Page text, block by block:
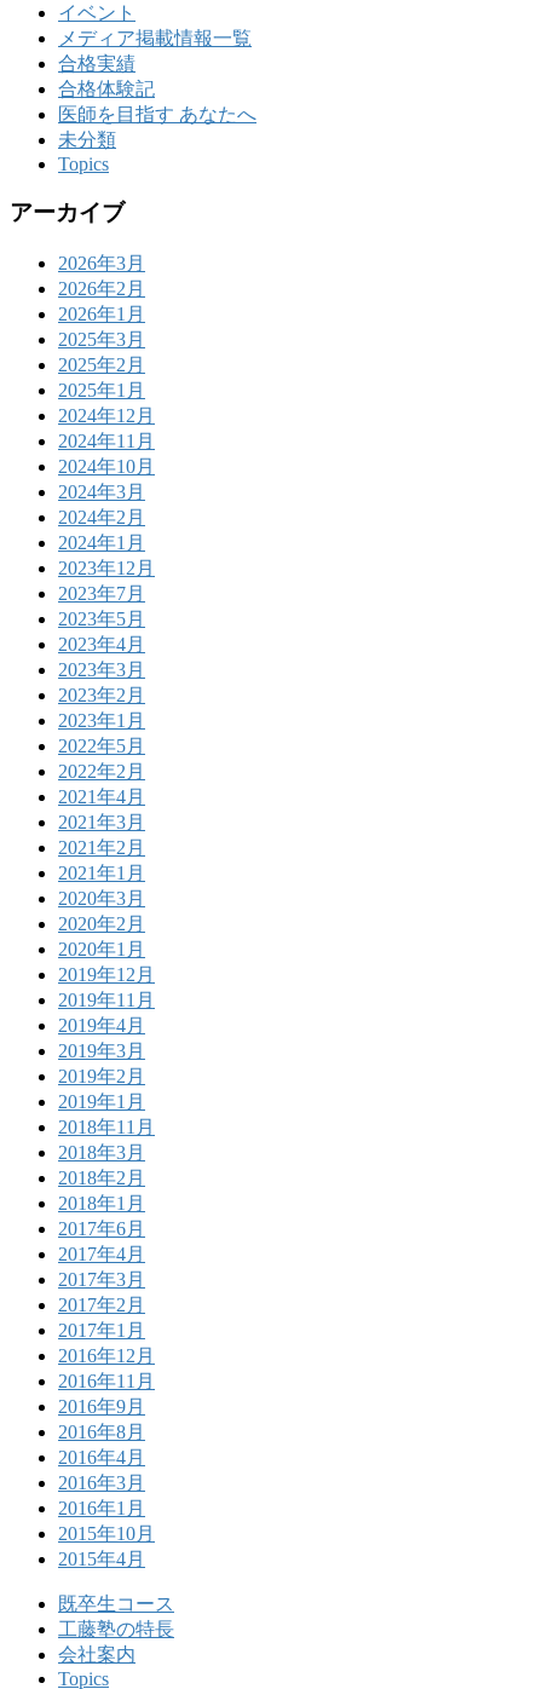
イベント
メディア掲載情報一覧
合格実績
合格体験記
医師を目指す あなたへ
未分類
Topics
アーカイブ
2026年3月
2026年2月
2026年1月
2025年3月
2025年2月
2025年1月
2024年12月
2024年11月
2024年10月
2024年3月
2024年2月
2024年1月
2023年12月
2023年7月
2023年5月
2023年4月
2023年3月
2023年2月
2023年1月
2022年5月
2022年2月
2021年4月
2021年3月
2021年2月
2021年1月
2020年3月
2020年2月
2020年1月
2019年12月
2019年11月
2019年4月
2019年3月
2019年2月
2019年1月
2018年11月
2018年3月
2018年2月
2018年1月
2017年6月
2017年4月
2017年3月
2017年2月
2017年1月
2016年12月
2016年11月
2016年9月
2016年8月
2016年4月
2016年3月
2016年1月
2015年10月
2015年4月
既卒生コース
工藤塾の特長
会社案内
Topics